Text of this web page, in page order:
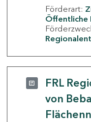
Förderart:
Öffentliche
FRL
von